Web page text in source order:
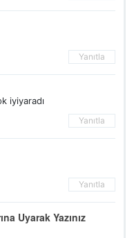
Yanıtla
iyiyaradı
Yanıtla
Yanıtla
Uyarak Yazınız